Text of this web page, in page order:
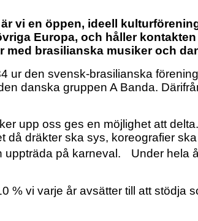
vi en öppen, ideell
Europa, och håller
med brasilianska musiker och
ur den svensk-brasilianska
danska gruppen A Banda.
upp oss ges en möjlighet att
dräkter ska sys, koreografier
uppträda på karneval. Under hela
% vi varje år avsätter till att stödja